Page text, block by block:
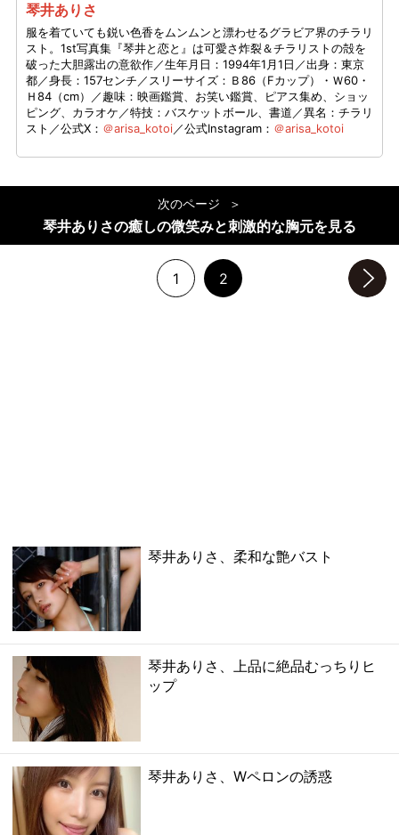
琴井ありさ
服を着ていても鋭い色香をムンムンと漂わせるグラビア界のチラリ
スト。1st写真集『琴井と恋と』は可愛さ炸裂＆チラリストの殻を
破った大胆露出の意欲作／生年月日：1994年1月1日／出身：東京
都／身長：157センチ／スリーサイズ：Ｂ86（Fカップ）・Ｗ60・
Ｈ84（cm）／趣味：映画鑑賞、お笑い鑑賞、ピアス集め、ショッ
ピング、カラオケ／特技：バスケットボール、書道／異名：チラリ
スト／公式X： ＠arisa_kotoi／公式Instagram： ＠arisa_kotoi
次のページ
琴井ありさの癒しの微笑みと刺激的な胸元を見る
1 2
琴井ありさ、柔和な艶バスト
琴井ありさ、上品に絶品むっちりヒ
ップ
琴井ありさ、Wペロンの誘惑